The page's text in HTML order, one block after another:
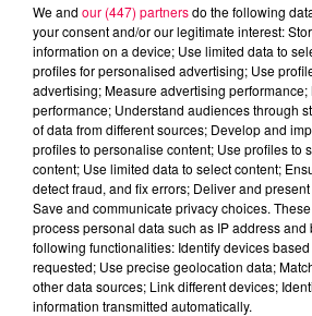
Flash infos
Crédit :Flash infos
We and our (447) partnersdo the following
your consent and/or our legitimate interest:
information on a device; Use limited data to
profiles for personalised advertising; Use
advertising; Measure advertising
performance; Understand audiences through
of data from different sources; Develop and
profiles to personalise content; Use profiles to
content; Use limited data to select content;
detect fraud, and fix errors; Deliver and
Save and communicate privacy choices.
process personal data such as IP address and
following functionalities: Identify devices
requested; Use precise geolocation data;
other data sources; Link different devices;
information transmitted automatically.